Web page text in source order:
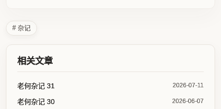
# 杂记
相关文章
老何杂记 31 2026-07-11
老何杂记 30 2026-06-07